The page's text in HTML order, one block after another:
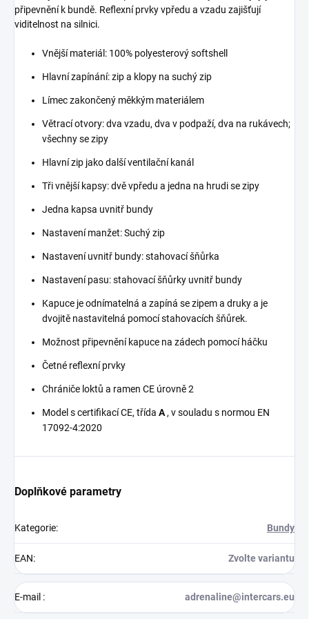
připevnění k bundě. Reflexní prvky vpředu a vzadu zajišťují
viditelnost na silnici.
Vnější materiál: 100% polyesterový softshell
Hlavní zapínání: zip a klopy na suchý zip
Límec zakončený měkkým materiálem
Větrací otvory: dva vzadu, dva v podpaží, dva na rukávech;
všechny se zipy
Hlavní zip jako další ventilační kanál
Tři vnější kapsy: dvě vpředu a jedna na hrudi se zipy
Jedna kapsa uvnitř bundy
Nastavení manžet: Suchý zip
Nastavení uvnitř bundy: stahovací šňůrka
Nastavení pasu: stahovací šňůrky uvnitř bundy
Kapuce je odnímatelná a zapíná se zipem a druky a je
dvojitě nastavitelná pomocí stahovacích šňůrek.
Možnost připevnění kapuce na zádech pomocí háčku
Četné reflexní prvky
Chrániče loktů a ramen CE úrovně 2
Model s certifikací CE, třída A, v souladu s normou EN
17092-4:2020
Doplňkové parametry
Kategorie: Bundy
EAN: Zvolte variantu
E-mail : adrenaline@intercars.eu